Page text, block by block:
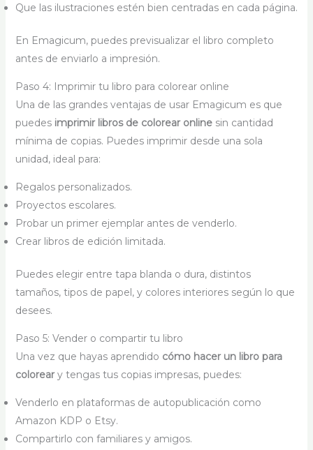
Que las ilustraciones estén bien centradas en cada página.
En Emagicum, puedes previsualizar el libro completo
antes de enviarlo a impresión.
Paso 4: Imprimir tu libro para colorear online
Una de las grandes ventajas de usar Emagicum es que
puedes imprimir libros de colorear onlinesin cantidad
mínima de copias. Puedes imprimir desde una sola
unidad, ideal para:
Regalos personalizados.
Proyectos escolares.
Probar un primer ejemplar antes de venderlo.
Crear libros de edición limitada.
Puedes elegir entre tapa blanda o dura, distintos
tamaños, tipos de papel, y colores interiores según lo que
desees.
Paso 5: Vender o compartir tu libro
Una vez que hayas aprendido cómo hacer un libro para
coloreary tengas tus copias impresas, puedes:
Venderlo en plataformas de autopublicación como
Amazon KDP o Etsy.
Compartirlo con familiares y amigos.